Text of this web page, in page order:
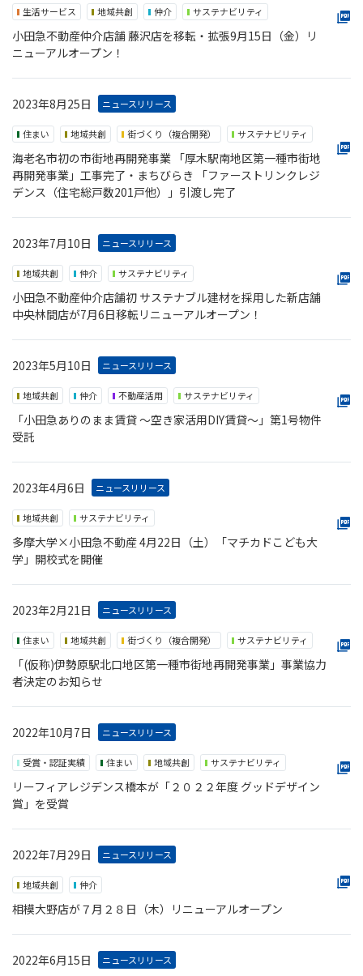
生活サービス 地域共創 仲介 サステナビリティ
小田急不動産仲介店舗 藤沢店を移転・拡張9月15日（金）リ
ニューアルオープン！
2023年8月25日 ニュースリリース
住まい 地域共創 街づくり（複合開発） サステナビリティ
海老名市初の市街地再開発事業 「厚木駅南地区第一種市街地
再開発事業」工事完了・まちびらき 「ファーストリンクレジ
デンス（住宅総戸数201戸他）」引渡し完了
2023年7月10日 ニュースリリース
地域共創 仲介 サステナビリティ
小田急不動産仲介店舗初 サステナブル建材を採用した新店舗
中央林間店が7月6日移転リニューアルオープン！
2023年5月10日 ニュースリリース
地域共創 仲介 不動産活用 サステナビリティ
「小田急ありのまま賃貸 ～空き家活用DIY賃貸～」第1号物件
受託
2023年4月6日 ニュースリリース
地域共創 サステナビリティ
多摩大学×小田急不動産 4月22日（土）「マチカドこども大
学」開校式を開催
2023年2月21日 ニュースリリース
住まい 地域共創 街づくり（複合開発） サステナビリティ
「(仮称)伊勢原駅北口地区第一種市街地再開発事業」事業協力
者決定のお知らせ
2022年10月7日 ニュースリリース
受賞・認証実績 住まい 地域共創 サステナビリティ
リーフィアレジデンス橋本が「２０２２年度 グッドデザイン
賞」を受賞
2022年7月29日 ニュースリリース
地域共創 仲介
相模大野店が７月２８日（木）リニューアルオープン
2022年6月15日 ニュースリリース